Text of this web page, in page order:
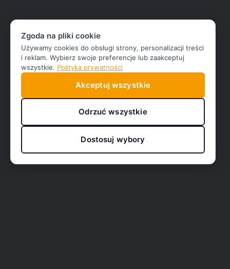
Zgoda na pliki cookie
Używamy cookies do obsługi strony, personalizacji treści
i reklam. Wybierz swoje preferencje lub zaakceptuj
wszystkie. Polityka prywatności
Akceptuj wszystkie
Odrzuć wszystkie
Dostosuj wybory